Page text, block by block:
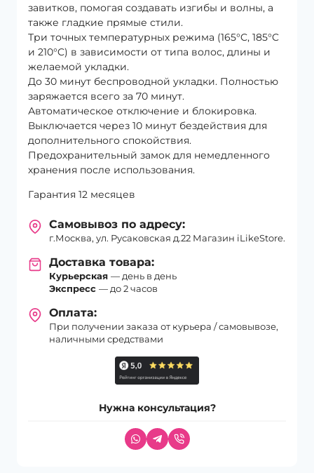
завитков, помогая создавать изгибы и волны, а
также гладкие прямые стили.
Три точных температурных режима (165°C, 185°C
и 210°C) в зависимости от типа волос, длины и
желаемой укладки.
До 30 минут беспроводной укладки. Полностью
заряжается всего за 70 минут.
Автоматическое отключение и блокировка.
Выключается через 10 минут бездействия для
дополнительного спокойствия.
Предохранительный замок для немедленного
хранения после использования.
Гарантия 12 месяцев
Самовывоз по адресу:
г.Москва, ул. Русаковская д.22 Магазин iLikeStore.
Доставка товара:
Курьерская — день в день
Экспресс — до 2 часов
Оплата:
При получении заказа от курьера / самовывозе,
наличными средствами
Нужна консультация?